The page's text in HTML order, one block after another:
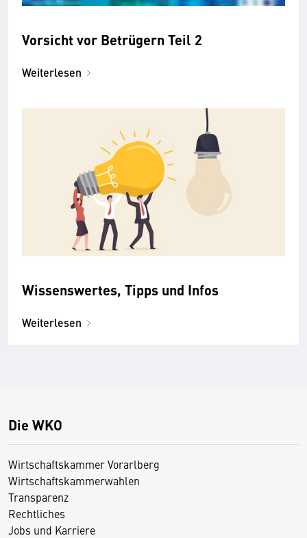
Vorsicht vor Betrügern Teil 2
Weiterlesen
Wissenswertes, Tipps und Infos
Weiterlesen
Die WKO
Wirtschaftskammer Vorarlberg
Wirtschaftskammerwahlen
Transparenz
Rechtliches
Jobs und Karriere